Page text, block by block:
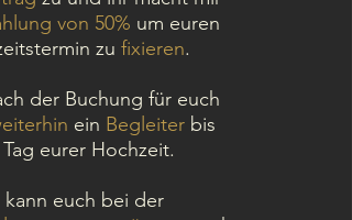
von 50% um euren
zu fixieren.
der Buchung für euch
ein Begleiterbis
eurer Hochzeit.
kann euch bei der